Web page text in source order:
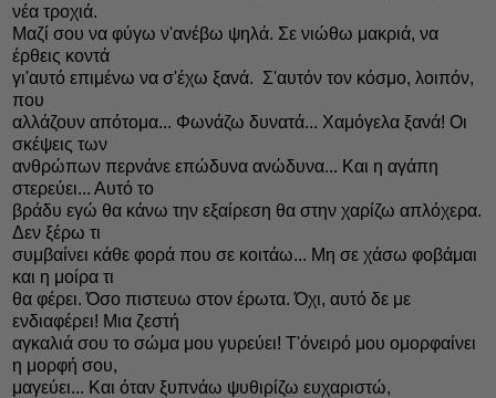
νέα τροχιά.
Μαζί σου να φύγω ν'ανέβω ψηλά. Σε νιώθω μακριά, να
έρθεις κοντά
γι'αυτό επιμένω να σ'έχω ξανά. Σ'αυτόν τον κόσμο, λοιπόν,
που
αλλάζουν απότομα... Φωνάζω δυνατά... Χαμόγελα ξανά! Οι
σκέψεις των
ανθρώπων περνάνε επώδυνα ανώδυνα... Και η αγάπη
στερεύει... Αυτό το
βράδυ εγώ θα κάνω την εξαίρεση θα στην χαρίζω απλόχερα.
Δεν ξέρω τι
συμβαίνει κάθε φορά που σε κοιτάω... Μη σε χάσω φοβάμαι
και η μοίρα τι
θα φέρει. Όσο πιστευω στον έρωτα. Όχι, αυτό δε με
ενδιαφέρει! Μια ζεστή
αγκαλιά σου το σώμα μου γυρεύει! Τ'όνειρό μου ομορφαίνει
η μορφή σου,
μαγεύει... Και όταν ξυπνάω ψυθιρίζω ευχαριστώ,